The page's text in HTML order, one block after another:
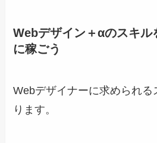
Webデザイン＋αのスキル
に稼ごう
Webデザイナーに求められる
ります。